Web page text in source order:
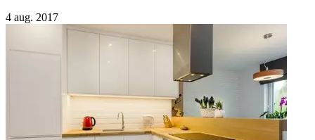
4 aug. 2017